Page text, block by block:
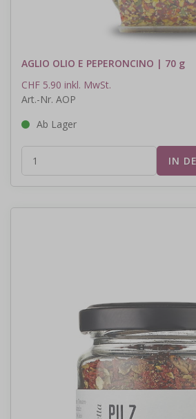
AGLIO OLIO E PEPERONCINO | 70 g
CHF 5.90 inkl. MwSt.
Art.-Nr. AOP
Ab Lager